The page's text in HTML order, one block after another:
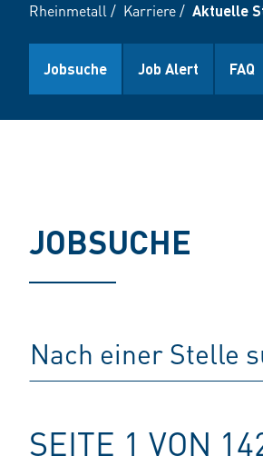
Rheinmetall / Karriere/ Aktuelle
Jobsuche Job Alert FAQ
JOBSUCHE
SEITE 1 VON